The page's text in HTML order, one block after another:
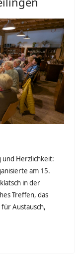
und Herzlichkeit:
am 15.
in der
Treffen, das
Austausch,